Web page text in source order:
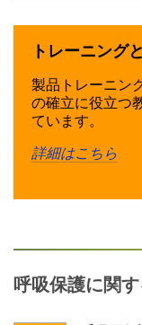
トレーニング
製品トレーニン
の確立に役立つ
ています。
詳細はこちら
呼吸保護に関